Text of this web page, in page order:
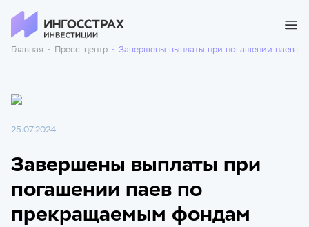
Главная Пресс-центр Завершены выплаты при погашении паев
25.07.2024
Завершены выплаты при
погашении паев по
прекращаемым фондам